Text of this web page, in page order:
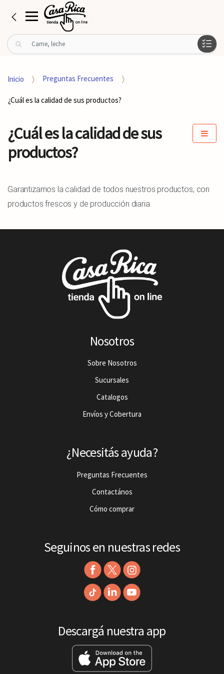
B
u
a
p
Inicio Preguntas Frecuentes
¿Cuál es la calidad de sus productos?
¿Cuál es la calidad de sus
productos?
Garantizamos la calidad de todos nuestros productos, con
productos frescos y de producción diaria.
Nosotros
Sobre Nosotros
Sucursales
Catalogos
Envíos y Cobertura
¿Necesitás ayuda?
Preguntas Frecuentes
Contactános
Cómo comprar
Seguinos en nuestras redes
Descargá nuestra app